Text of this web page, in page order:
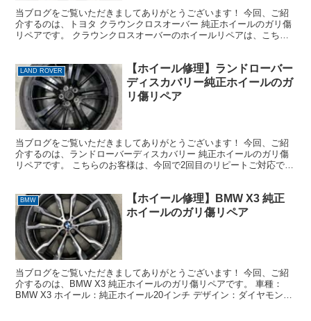
当ブログをご覧いただきましてありがとうございます！ 今回、ご紹
介するのは、トヨタ クラウンクロスオーバー 純正ホイールのガリ傷
リペアです。 クラウンクロスオーバーのホイールリペアは、こちら
LAND ROVER
【ホイール修理】ランドローバー
ディスカバリー純正ホイールのガ
リ傷リペア
当ブログをご覧いただきましてありがとうございます！ 今回、ご紹
介するのは、ランドローバーディスカバリー 純正ホイールのガリ傷
リペアです。 こちらのお客様は、今回で2回目のリピートご対応で
BMW
【ホイール修理】BMW X3 純正
ホイールのガリ傷リペア
当ブログをご覧いただきましてありがとうございます！ 今回、ご紹
介するのは、BMW X3 純正ホイールのガリ傷リペアです。 車種：
BMW X3 ホイール：純正ホイール20インチ デザイン：ダイヤモンド